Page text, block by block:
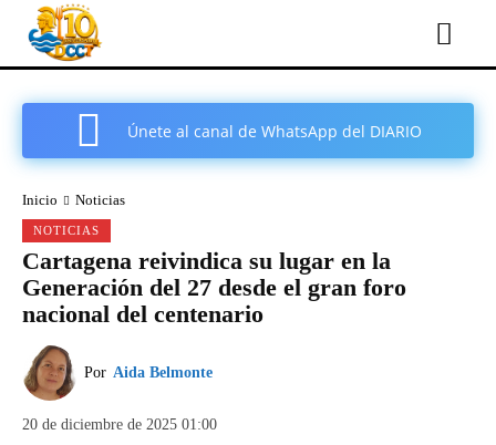
Únete al canal de WhatsApp del DIARIO
Inicio Noticias
NOTICIAS
Cartagena reivindica su lugar en la
Generación del 27 desde el gran foro
nacional del centenario
Por Aida Belmonte
20 de diciembre de 2025 01:00